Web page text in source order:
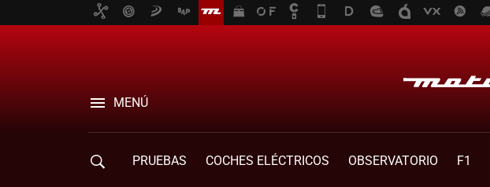
MENÚ
PRUEBAS COCHES ELÉCTRICOS OBSERVATORIO F1